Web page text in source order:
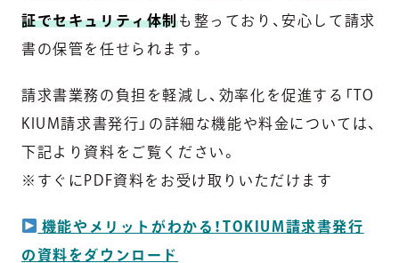
証でセキュリティ体制も整っており、安心して請求
書の保管を任せられます。
請求書業務の負担を軽減し、効率化を促進する「TO
KIUM請求書発行」の詳細な機能や料金については、
下記より資料をご覧ください。
※すぐにPDF資料をお受け取りいただけます
機能やメリットがわかる！TOKIUM請求書発行
の資料をダウンロード